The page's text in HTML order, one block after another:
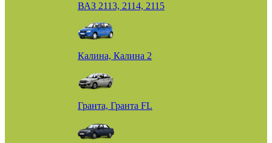
ВАЗ 2113, 2114, 2115
Калина, Калина 2
Гранта, Гранта FL